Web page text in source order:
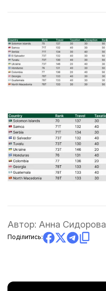
Автор: Анна Сидорова
Поділитись: